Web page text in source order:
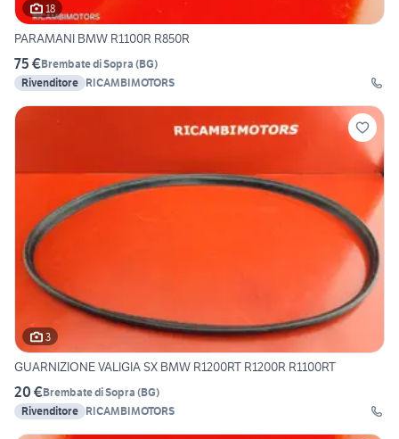
18
PARAMANI BMW R1100R R850R
75 €Brembate di Sopra (BG)
Rivenditore RICAMBIMOTORS
3
GUARNIZIONE VALIGIA SX BMW R1200RT R1200R R1100RT
20 €Brembate di Sopra (BG)
Rivenditore RICAMBIMOTORS